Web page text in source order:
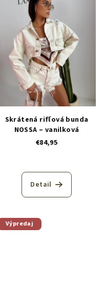
Skrátená rifľová bunda
NOSSA – vanilková
€84,95
Detail
Výpredaj